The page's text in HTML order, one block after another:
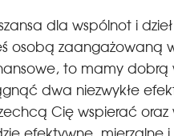
dla wspólnot i
osobą zaangażowaną
to mamy
dwa niezwykłe
Cię wspierać